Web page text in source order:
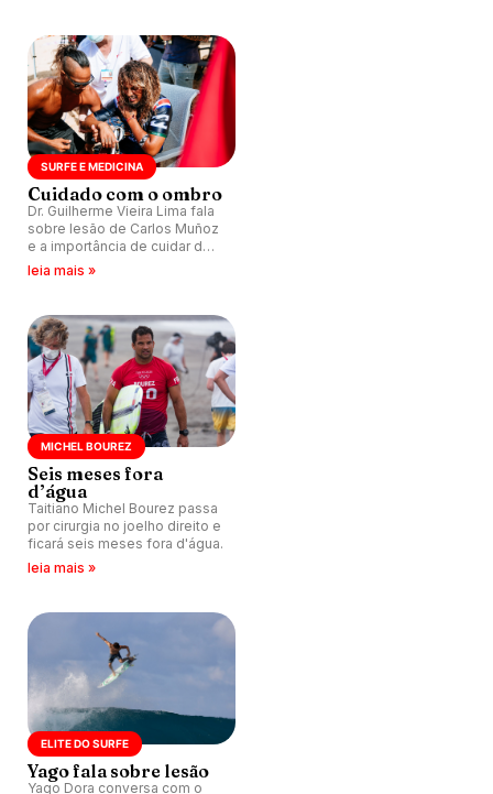
maio.
SURFE E MEDICINA
Cuidado com o ombro
Dr. Guilherme Vieira Lima fala
sobre lesão de Carlos Muñoz
e a importância de cuidar do
ombro.
leia mais »
MICHEL BOUREZ
Seis meses fora
d’água
Taitiano Michel Bourez passa
por cirurgia no joelho direito e
ficará seis meses fora d'água.
leia mais »
ELITE DO SURFE
Yago fala sobre lesão
Yago Dora conversa com o